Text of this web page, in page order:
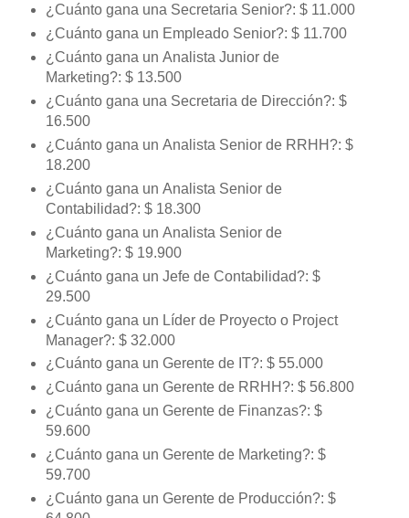
¿Cuánto gana una Secretaria Senior?: $ 11.000
¿Cuánto gana un Empleado Senior?: $ 11.700
¿Cuánto gana un Analista Junior de
Marketing?: $ 13.500
¿Cuánto gana una Secretaria de Dirección?: $
16.500
¿Cuánto gana un Analista Senior de RRHH?: $
18.200
¿Cuánto gana un Analista Senior de
Contabilidad?: $ 18.300
¿Cuánto gana un Analista Senior de
Marketing?: $ 19.900
¿Cuánto gana un Jefe de Contabilidad?: $
29.500
¿Cuánto gana un Líder de Proyecto o Project
Manager?: $ 32.000
¿Cuánto gana un Gerente de IT?: $ 55.000
¿Cuánto gana un Gerente de RRHH?: $ 56.800
¿Cuánto gana un Gerente de Finanzas?: $
59.600
¿Cuánto gana un Gerente de Marketing?: $
59.700
¿Cuánto gana un Gerente de Producción?: $